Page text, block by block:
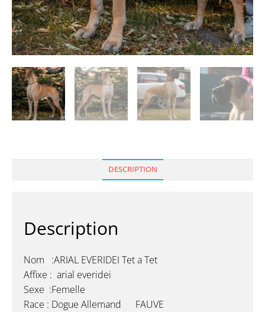
DESCRIPTION
Description
Nom :ARIAL EVERIDEI Tet a Tet
Affixe : arial everidei
Sexe :Femelle
Race : Dogue Allemand FAUVE